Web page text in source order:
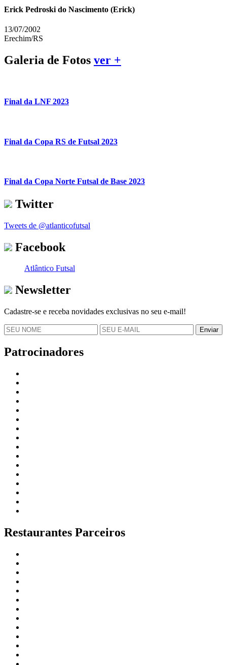
Erick Pedroski do Nascimento (Erick)
13/07/2002
Erechim/RS
Galeria de Fotos ver +
Final da LNF 2023
Final da Copa RS de Futsal 2023
Final da Copa Norte Futsal de Base 2023
Twitter
Tweets de @atlanticofutsal
Facebook
Atlântico Futsal
Newsletter
Cadastre-se e receba novidades exclusivas no seu e-mail!
Patrocinadores
Restaurantes Parceiros